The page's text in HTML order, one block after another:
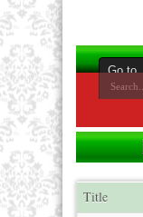
Title